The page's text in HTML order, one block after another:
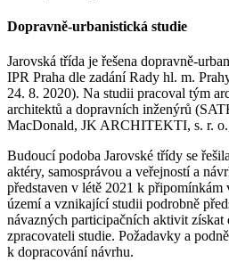
Dopravně-urbanistická studie
Jarovská třída je řešena dopravně-
IPR Praha dle zadání Rady hl. m.
24. 8. 2020). Na studii pracoval tým
architektů a dopravních inženýrů
MacDonald, JK ARCHITEKTI, s. r.
Budoucí podoba Jarovské třídy se
aktéry, samosprávou a veřejností a
představen v létě 2021 k
území a vznikající studii podrobně
návazných participačních aktivit získat
zpracovateli studie. Požadavky a
k dopracování návrhu.